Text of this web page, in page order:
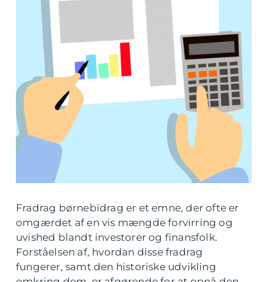
Fradrag børnebidrag er et emne, der ofte er
omgærdet af en vis mængde forvirring og
uvished blandt investorer og finansfolk.
Forståelsen af, hvordan disse fradrag
fungerer, samt den historiske udvikling